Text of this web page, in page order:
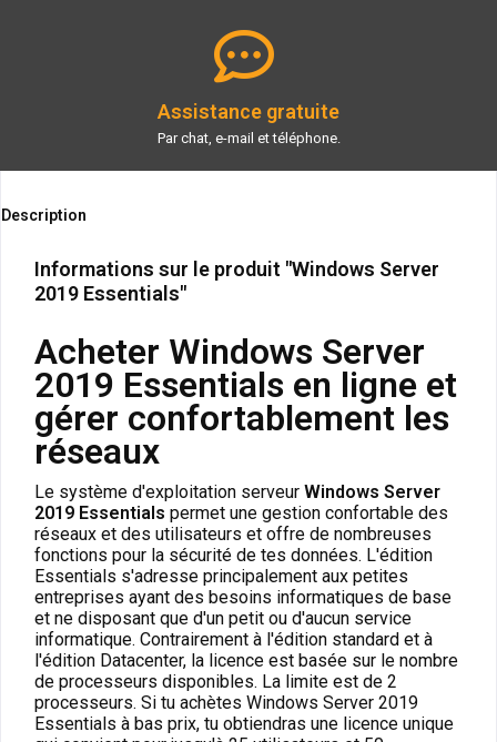
Assistance gratuite
Par chat, e-mail et téléphone.
Description
Informations sur le produit "Windows Server
2019 Essentials"
Acheter Windows Server
2019 Essentials en ligne et
gérer confortablement les
réseaux
Le système d'exploitation serveur Windows Server
2019 Essentials permet une gestion confortable des
réseaux et des utilisateurs et offre de nombreuses
fonctions pour la sécurité de tes données. L'édition
Essentials s'adresse principalement aux petites
entreprises ayant des besoins informatiques de base
et ne disposant que d'un petit ou d'aucun service
informatique. Contrairement à l'édition standard et à
l'édition Datacenter, la licence est basée sur le nombre
de processeurs disponibles. La limite est de 2
processeurs. Si tu achètes Windows Server 2019
Essentials à bas prix, tu obtiendras une licence unique